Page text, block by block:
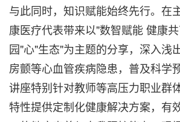
与此同时，知识赋能始终先行。在
康医疗代表带来以"数智赋能 健康
园"心"生态"为主题的分享，深入浅
房颤等心血管疾病隐患，普及科学
讲座特别针对教师等高压力职业群
特性提供定制化健康解决方案，有